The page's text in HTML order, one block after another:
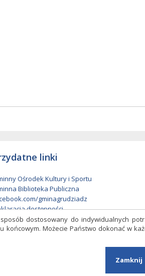
dostosowany do indywidualnych
Możecie Państwo dokonać w
Zamknij
linki
Ośrodek Kultury i Sportu
Biblioteka Publiczna
gminagrudziadz
dostępności